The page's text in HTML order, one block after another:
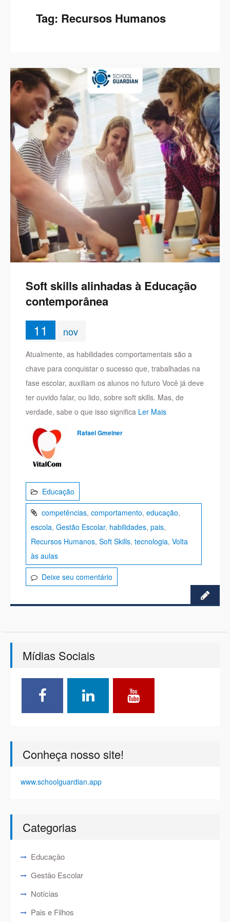
Tag: Recursos Humanos
Soft skills alinhadas à Educação
contemporânea
11 nov
Atualmente, as habilidades comportamentais são a
chave para conquistar o sucesso que, trabalhadas na
fase escolar, auxiliam os alunos no futuro Você já deve
ter ouvido falar, ou lido, sobre soft skills. Mas, de
verdade, sabe o que isso significa Ler Mais
Rafael Gmeiner
Educação
competências,comportamento,educação,
escola,Gestão Escolar, habilidades,pais,
Recursos Humanos,Soft Skills,tecnologia,Volta
às aulas
Deixe seu comentário
Mídias Sociais
Conheça nosso site!
www.schoolguardian.app
Categorias
Educação
Gestão Escolar
Notícias
Pais e Filhos